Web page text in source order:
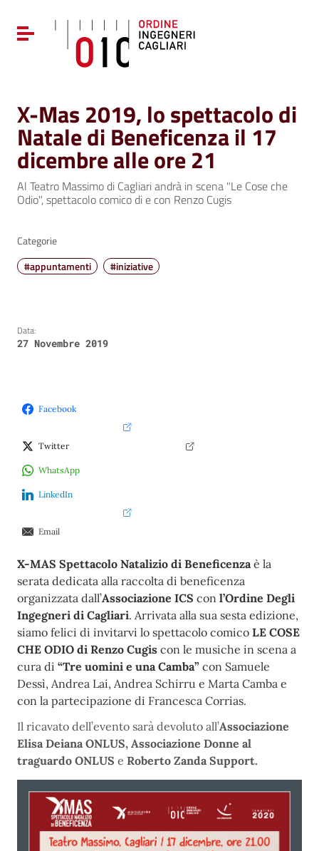
Vai al menu di navigazione
Vai al footer
Attiva / disattiva la navigazione
X-Mas 2019, lo spettacolo di
Natale di Beneficenza il 17
dicembre alle ore 21
Al Teatro Massimo di Cagliari andrà in scena "Le Cose che
Odio", spettacolo comico di e con Renzo Cugis
Categorie
#appuntamenti
#iniziative
Data:
27 Novembre 2019
Facebook
Twitter
WhatsApp
LinkedIn
Email
X-MAS Spettacolo Natalizio di Beneficenzaè la
serata dedicata alla raccolta di beneficenza
organizzata dall’Associazione ICS con l’Ordine Degli
Ingegneri di Cagliari. Arrivata alla sua sesta edizione,
siamo felici di invitarvi lo spettacolo comico LE COSE
CHE ODIO di Renzo Cugis con le musiche in scena a
cura di “Tre uomini e una Camba” con Samuele
Dessì, Andrea Lai, Andrea Schirru e Marta Camba e
con la partecipazione di Francesca Corrias.
Il ricavato dell’evento sarà devoluto all’Associazione
Elisa Deiana ONLUS, Associazione Donne al
traguardo ONLUS e Roberto Zanda Support.